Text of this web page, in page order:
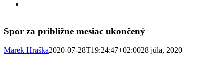
Spor za približne mesiac ukončený
Marek Hraška2020-07-28T19:24:47+02:0028 júla, 2020|